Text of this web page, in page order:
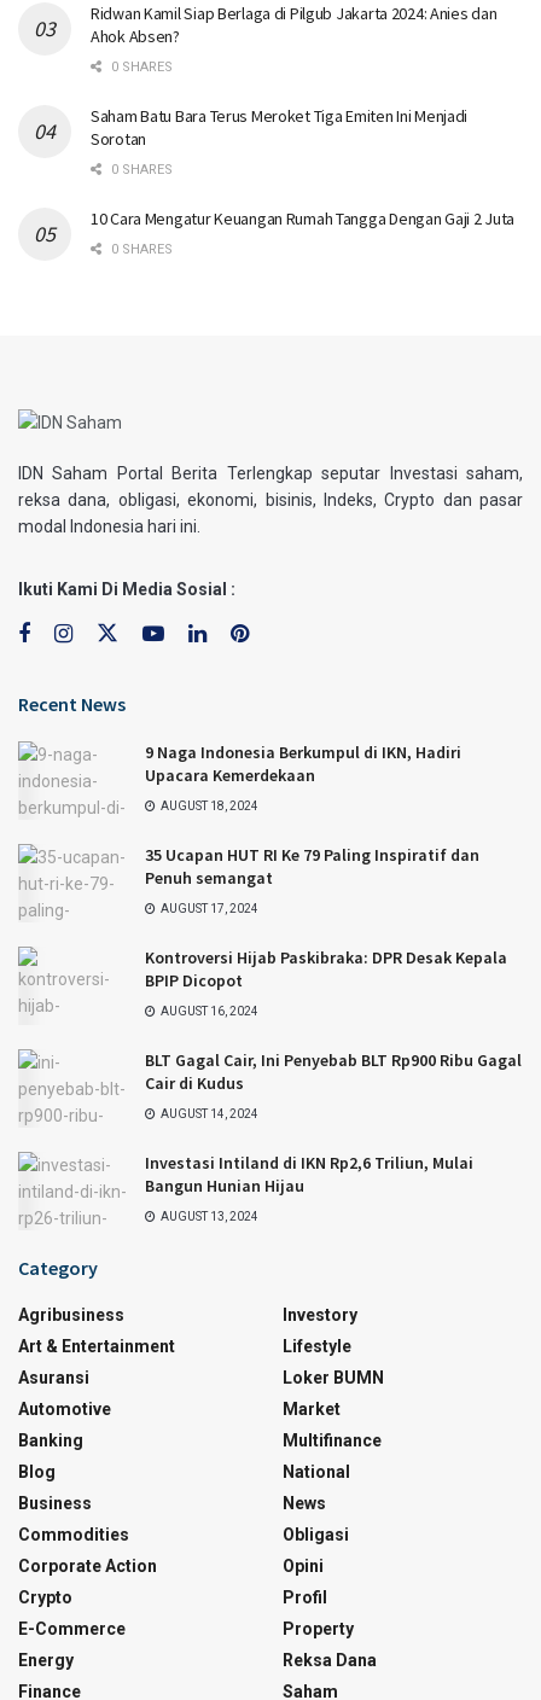
Ridwan Kamil Siap Berlaga di Pilgub Jakarta 2024: Anies dan
Ahok Absen?
0 SHARES
Saham Batu Bara Terus Meroket Tiga Emiten Ini Menjadi
Sorotan
0 SHARES
10 Cara Mengatur Keuangan Rumah Tangga Dengan Gaji 2 Juta
0 SHARES
IDN Saham Portal Berita Terlengkap seputar Investasi saham,
reksa dana, obligasi, ekonomi, bisinis, Indeks, Crypto dan pasar
modal Indonesia hari ini.
Ikuti Kami Di Media Sosial :
Recent News
9 Naga Indonesia Berkumpul di IKN, Hadiri
Upacara Kemerdekaan
AUGUST 18, 2024
35 Ucapan HUT RI Ke 79 Paling Inspiratif dan
Penuh semangat
AUGUST 17, 2024
Kontroversi Hijab Paskibraka: DPR Desak Kepala
BPIP Dicopot
AUGUST 16, 2024
BLT Gagal Cair, Ini Penyebab BLT Rp900 Ribu Gagal
Cair di Kudus
AUGUST 14, 2024
Investasi Intiland di IKN Rp2,6 Triliun, Mulai
Bangun Hunian Hijau
AUGUST 13, 2024
Category
Agribusiness
Art & Entertainment
Asuransi
Automotive
Banking
Blog
Business
Commodities
Corporate Action
Crypto
E-Commerce
Energy
Finance
Investory
Lifestyle
Loker BUMN
Market
Multifinance
National
News
Obligasi
Opini
Profil
Property
Reksa Dana
Saham